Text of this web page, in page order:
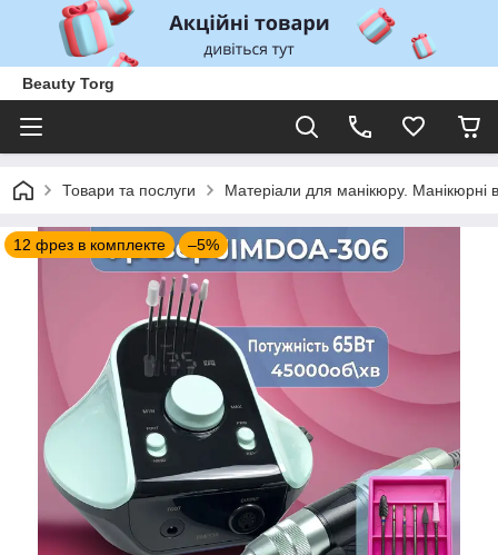
Beauty Torg
Товари та послуги Матеріали для манікюру. Манікюрні
12 фрез в комплекте –5%